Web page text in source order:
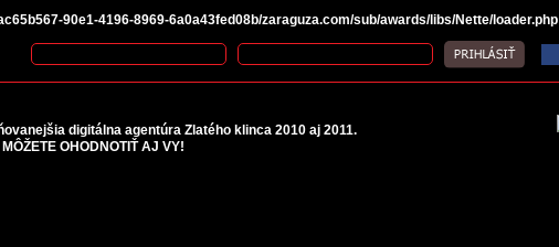
90e1-4196-8969-6a0a43fed08b/zaraguza.com/sub/awards/libs/Nette/loader.php
digitálna agentúra Zlatého klinca 2010 aj 2011.
OHODNOTIŤ AJ VY!